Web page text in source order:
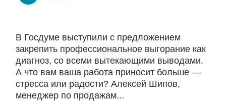
В Госдуме выступили с предложением
закрепить профессиональное выгорание как
диагноз, со всеми вытекающими выводами.
А что вам ваша работа приносит больше —
стресса или радости? Алексей Шипов,
менеджер по продажам...